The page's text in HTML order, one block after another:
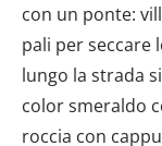
modificare o
dalla
Utilizziamo i
annunci, per